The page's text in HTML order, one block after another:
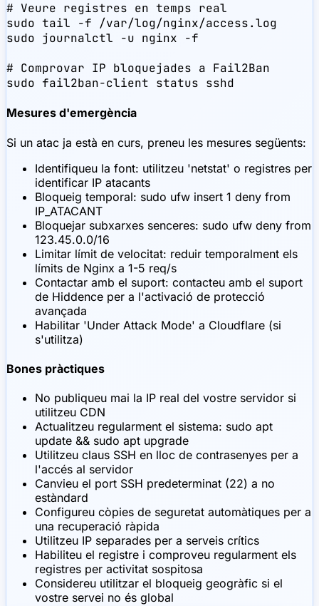
# Veure registres en temps real
sudo tail -f /var/log/nginx/access.log
sudo journalctl -u nginx -f
# Comprovar IP bloquejades a Fail2Ban
sudo fail2ban-client status sshd
Mesures d'emergència
Si un atac ja està en curs, preneu les mesures següents:
Identifiqueu la font: utilitzeu 'netstat' o registres per
identificar IP atacants
Bloqueig temporal: sudo ufw insert 1 deny from
IP_ATACANT
Bloquejar subxarxes senceres: sudo ufw deny from
123.45.0.0/16
Limitar límit de velocitat: reduir temporalment els
límits de Nginx a 1-5 req/s
Contactar amb el suport: contacteu amb el suport
de Hiddence per a l'activació de protecció
avançada
Habilitar 'Under Attack Mode' a Cloudflare (si
s'utilitza)
Bones pràctiques
No publiqueu mai la IP real del vostre servidor si
utilitzeu CDN
Actualitzeu regularment el sistema: sudo apt
update && sudo apt upgrade
Utilitzeu claus SSH en lloc de contrasenyes per a
l'accés al servidor
Canvieu el port SSH predeterminat (22) a no
estàndard
Configureu còpies de seguretat automàtiques per a
una recuperació ràpida
Utilitzeu IP separades per a serveis crítics
Habiliteu el registre i comproveu regularment els
registres per activitat sospitosa
Considereu utilitzar el bloqueig geogràfic si el
vostre servei no és global